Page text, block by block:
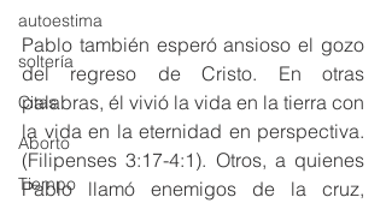
autoestima
soltería
Citas
Aborto
Tiempo
Pablo también esperó ansioso el gozo
del regreso de Cristo. En otras
palabras, él vivió la vida en la tierra con
la vida en la eternidad en perspectiva.
(Filipenses 3:17-4:1). Otros, a quienes
Pablo llamó enemigos de la cruz,